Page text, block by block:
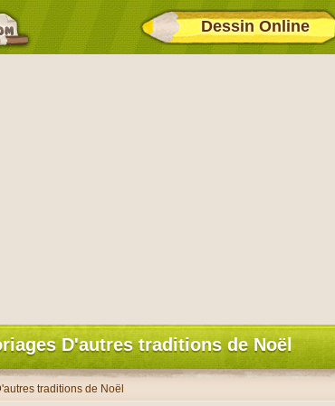
Dessin Online
D'autres traditions de Noël
traditions de Noël